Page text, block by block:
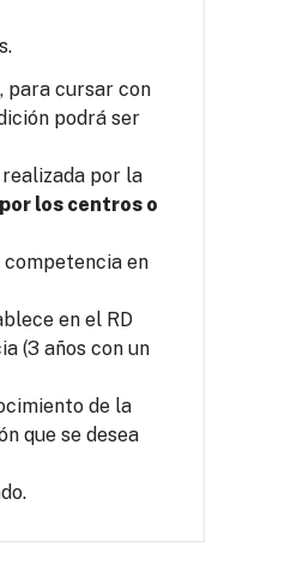
para cursar con
podrá ser
por la
los centros o
competencia en
en el RD
(3 años con un
de la
que se desea